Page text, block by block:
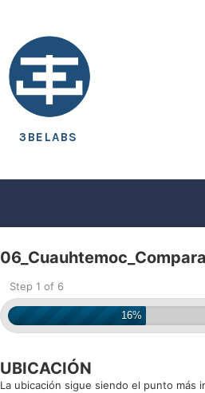
3BELABS
Step 1 of 6
16%
UBICACIÓN
La ubicación sigue siendo el punto más